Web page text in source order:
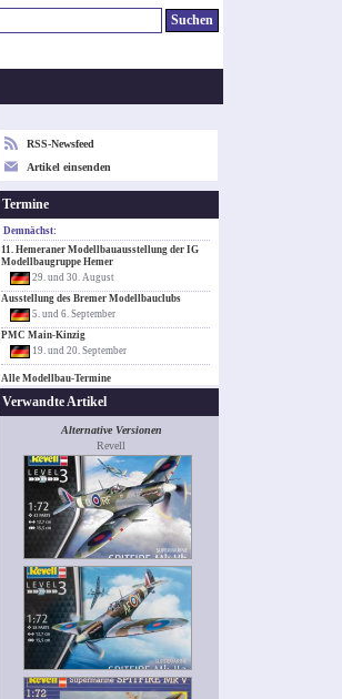
RSS-Newsfeed
Artikel einsenden
Termine
Demnächst:
11. Hemeraner Modellbauausstellung der IG
Modellbaugruppe Hemer
29. und 30. August
Ausstellung des Bremer Modellbauclubs
5. und 6. September
PMC Main-Kinzig
19. und 20. September
Alle Modellbau-Termine
Verwandte Artikel
Alternative Versionen
Revell